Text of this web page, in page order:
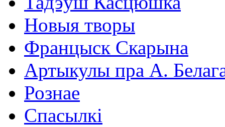
Новыя творы
Францыск Скарына
Артыкулы пра А.
Рознае
Спасылкі